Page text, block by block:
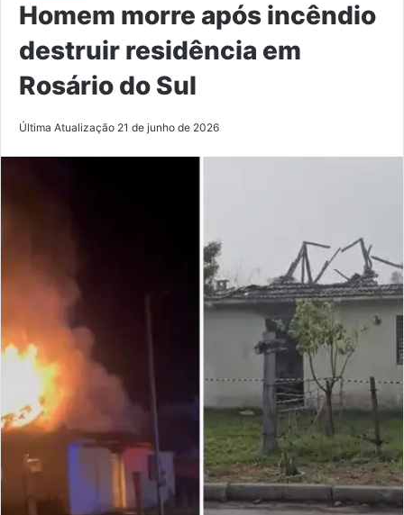
Homem morre após incêndio
destruir residência em
Rosário do Sul
Última Atualização 21 de junho de 2026